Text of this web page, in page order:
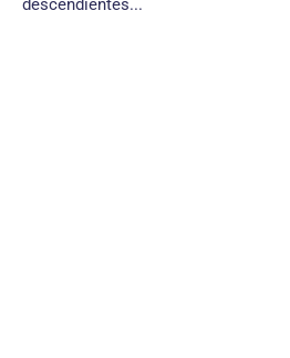
descendientes...